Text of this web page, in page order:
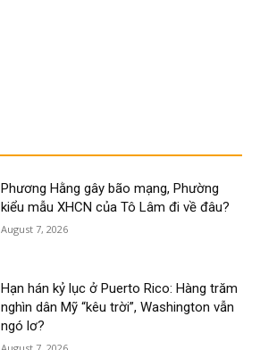
Phương Hằng gây bão mạng, Phường
kiểu mẫu XHCN của Tô Lâm đi về đâu?
August 7, 2026
Hạn hán kỷ lục ở Puerto Rico: Hàng trăm
nghìn dân Mỹ “kêu trời”, Washington vẫn
ngó lơ?